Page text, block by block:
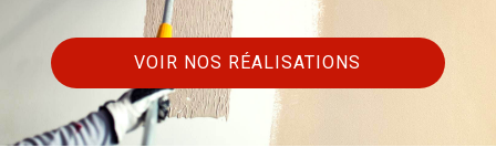
VOIR NOS RÉALISATIONS